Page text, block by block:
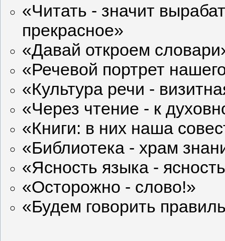
«Читать - значит
прекрасное»
«Давай откроем
«Речевой портрет
«Культура речи -
«Через чтение - к
«Книги: в них наша
«Библиотека - храм
«Ясность языка -
«Осторожно - слово!»
«Будем говорить